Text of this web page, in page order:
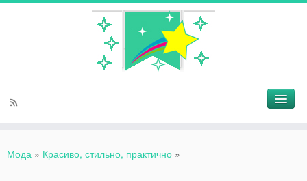
Мода » Красиво, стильно, практично »